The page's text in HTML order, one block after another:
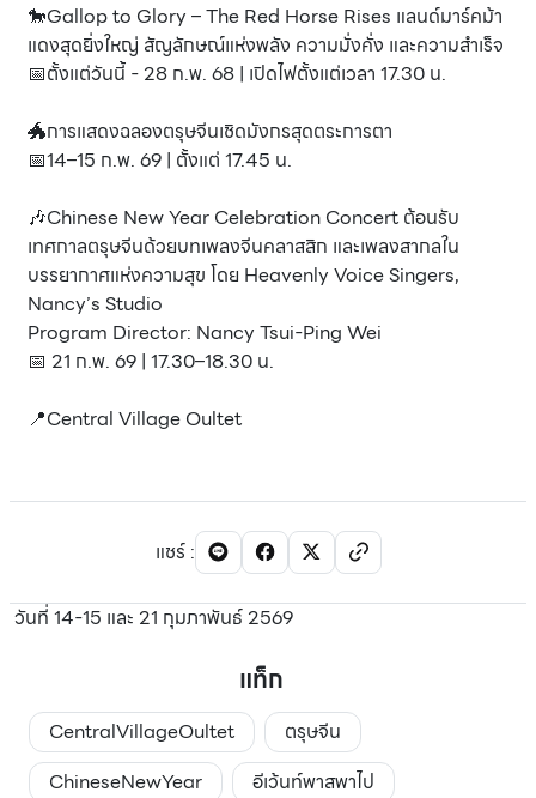
🐎Gallop to Glory – The Red Horse Rises แลนด์มาร์คม้า
แดงสุดยิ่งใหญ่ สัญลักษณ์แห่งพลัง ความมั่งคั่ง และความสำเร็จ
📅ตั้งแต่วันนี้ - 28 ก.พ. 68 | เปิดไฟตั้งแต่เวลา 17.30 น.
🐲การแสดงฉลองตรุษจีนเชิดมังกรสุดตระการตา
📅14–15 ก.พ. 69 | ตั้งแต่ 17.45 น.
🎶Chinese New Year Celebration Concert ต้อนรับ
เทศกาลตรุษจีนด้วยบทเพลงจีนคลาสสิก และเพลงสากลใน
บรรยากาศแห่งความสุข โดย Heavenly Voice Singers,
Nancy’s Studio
Program Director: Nancy Tsui-Ping Wei
📅 21 ก.พ. 69 | 17.30–18.30 น.
📍Central Village Oultet
แชร์:
วันที่ 14-15 และ 21 กุมภาพันธ์ 2569
แท็ก
CentralVillageOultet
ตรุษจีน
ChineseNewYear
อีเว้นท์พาสพาไป